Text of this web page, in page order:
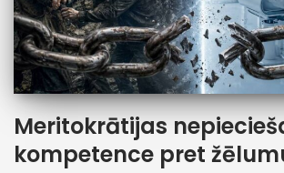
Meritokrātijas
kompetence pret